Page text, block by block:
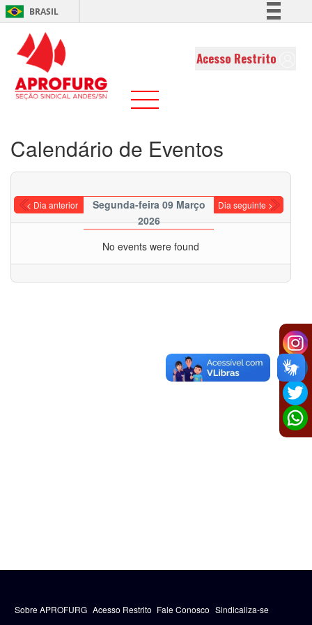
BRASIL
Comunica BR
Acesso Restrito
Calendário de Eventos
< Dia anterior
Segunda-feira 09 Março
2026
Dia seguinte >
No events were found
Sobre APROFURG Acesso Restrito Fale Conosco Sindicaliza-se